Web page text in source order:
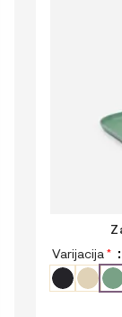
Varijacija *